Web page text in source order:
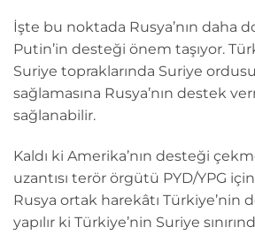
İşte bu noktada Rusya’nın daha
Putin’in desteği önem taşıyor.
Suriye topraklarında Suriye
sağlamasına Rusya’nın destek
sağlanabilir.
Kaldı ki Amerika’nın desteği
uzantısı terör örgütü PYD/YPG
Rusya ortak harekâtı Türkiye’nin
yapılır ki Türkiye’nin Suriye